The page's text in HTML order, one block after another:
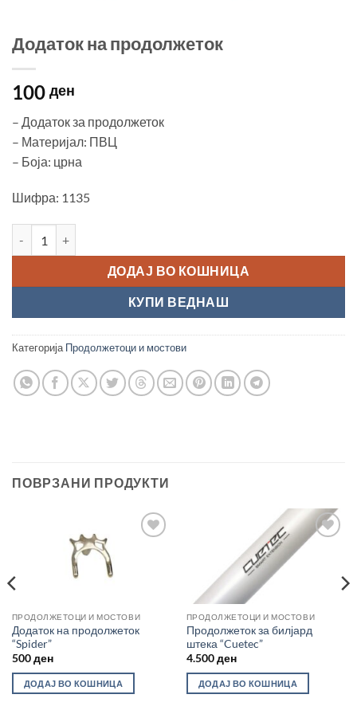
Додаток на продолжеток
100 ден
– Додаток за продолжеток
– Материјал: ПВЦ
– Боја: црна
Шифра: 1135
ДОДАЈ ВО КОШНИЦА
КУПИ ВЕДНАШ
Категорија Продолжетоци и мостови
ПОВРЗАНИ ПРОДУКТИ
ПРОДОЛЖЕТОЦИ И МОСТОВИ
Додаток на продолжеток
“Spider”
500ден
ДОДАЈ ВО КОШНИЦА
желботека
ПРОДОЛЖЕТОЦИ И МОСТОВИ
Продолжеток за билјард
штека “Cuetec”
4.500ден
ДОДАЈ ВО КОШНИЦА